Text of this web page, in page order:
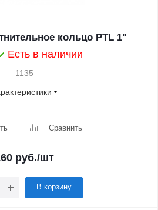
кольцо PTL 1"
Есть в наличии
1135
Сравнить
руб./шт
В корзину